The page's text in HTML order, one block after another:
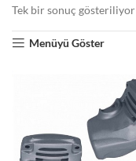
Tek bir sonuç gösteriliyor
Menüyü Göster